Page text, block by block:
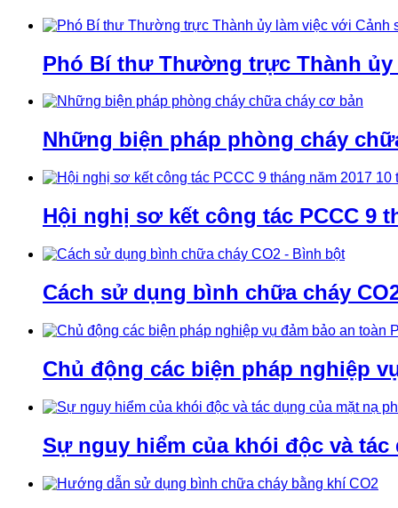
Phó Bí thư Thường trực Thành ủy
Những biện pháp phòng cháy
Hội nghị sơ kết công tác PCCC 9
Cách sử dụng bình chữa cháy
Chủ động các biện pháp nghiệp
Sự nguy hiểm của khói độc và